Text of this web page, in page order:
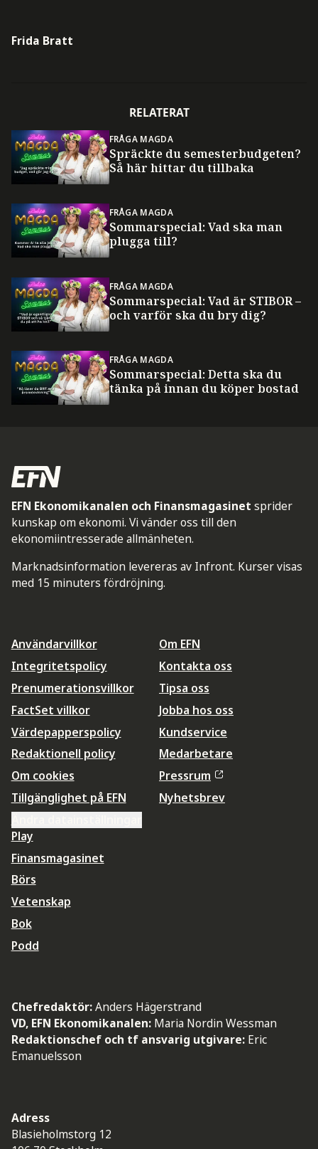
Frida Bratt
RELATERAT
FRÅGA MAGDA
Spräckte du semesterbudgeten?
Så här hittar du tillbaka
FRÅGA MAGDA
Sommarspecial: Vad ska man
plugga till?
FRÅGA MAGDA
Sommarspecial: Vad är STIBOR –
och varför ska du bry dig?
FRÅGA MAGDA
Sommarspecial: Detta ska du
tänka på innan du köper bostad
EFN Ekonomikanalen och Finansmagasinet sprider
kunskap om ekonomi. Vi vänder oss till den
ekonomiintresserade allmänheten.
Marknadsinformation levereras av Infront. Kurser visas
med 15 minuters fördröjning.
Användarvillkor
Integritetspolicy
Prenumerationsvillkor
FactSet villkor
Värdepapperspolicy
Redaktionell policy
Om cookies
Tillgänglighet på EFN
Om EFN
Kontakta oss
Tipsa oss
Jobba hos oss
Kundservice
Medarbetare
Pressrum
Nyhetsbrev
Play
Finansmagasinet
Börs
Vetenskap
Bok
Podd
Chefredaktör:Anders Hägerstrand
VD, EFN Ekonomikanalen: Maria Nordin Wessman
Redaktionschef och tf ansvarig utgivare: Eric
Emanuelsson
Adress
Blasieholmstorg 12